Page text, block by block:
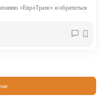
«ЕвроТранс» и обратиться